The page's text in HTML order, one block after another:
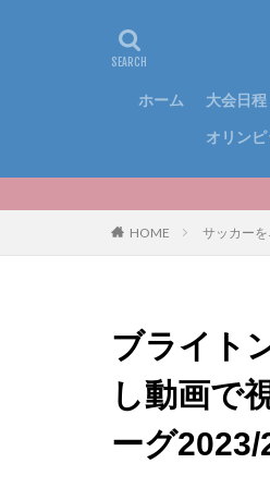
ホーム 大会日程
オリンピ
＜お
HOME サッカー
ブライト
し動画で
ーグ2023/